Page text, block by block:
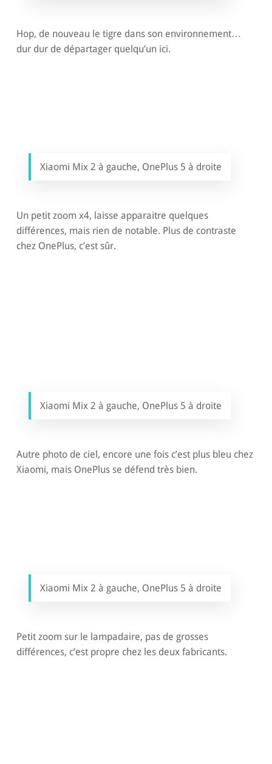
Hop, de nouveau le tigre dans son environnement…
dur dur de départager quelqu’un ici.
Xiaomi Mix 2 à gauche, OnePlus 5 à droite
Un petit zoom x4, laisse apparaitre quelques
différences, mais rien de notable. Plus de contraste
chez OnePlus, c’est sûr.
Xiaomi Mix 2 à gauche, OnePlus 5 à droite
Autre photo de ciel, encore une fois c’est plus bleu chez
Xiaomi, mais OnePlus se défend très bien.
Xiaomi Mix 2 à gauche, OnePlus 5 à droite
Petit zoom sur le lampadaire, pas de grosses
différences, c’est propre chez les deux fabricants.